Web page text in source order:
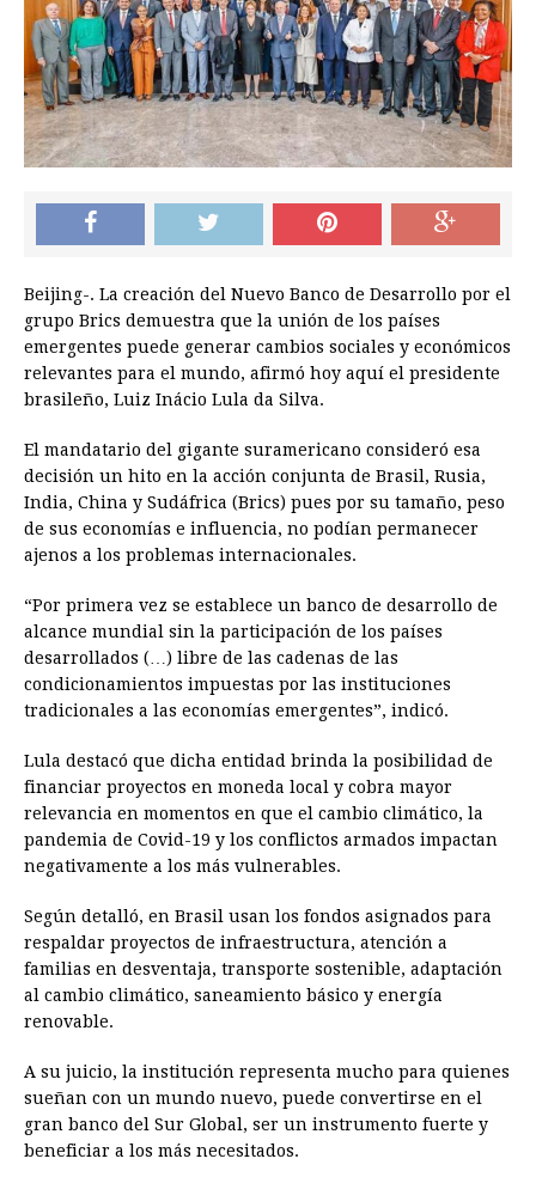
Beijing-. La creación del Nuevo Banco de Desarrollo por el
grupo Brics demuestra que la unión de los países
emergentes puede generar cambios sociales y económicos
relevantes para el mundo, afirmó hoy aquí el presidente
brasileño, Luiz Inácio Lula da Silva.
El mandatario del gigante suramericano consideró esa
decisión un hito en la acción conjunta de Brasil, Rusia,
India, China y Sudáfrica (Brics) pues por su tamaño, peso
de sus economías e influencia, no podían permanecer
ajenos a los problemas internacionales.
“Por primera vez se establece un banco de desarrollo de
alcance mundial sin la participación de los países
desarrollados (…) libre de las cadenas de las
condicionamientos impuestas por las instituciones
tradicionales a las economías emergentes”, indicó.
Lula destacó que dicha entidad brinda la posibilidad de
financiar proyectos en moneda local y cobra mayor
relevancia en momentos en que el cambio climático, la
pandemia de Covid-19 y los conflictos armados impactan
negativamente a los más vulnerables.
Según detalló, en Brasil usan los fondos asignados para
respaldar proyectos de infraestructura, atención a
familias en desventaja, transporte sostenible, adaptación
al cambio climático, saneamiento básico y energía
renovable.
A su juicio, la institución representa mucho para quienes
sueñan con un mundo nuevo, puede convertirse en el
gran banco del Sur Global, ser un instrumento fuerte y
beneficiar a los más necesitados.